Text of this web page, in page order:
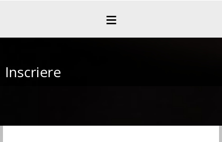
≡
Inscriere